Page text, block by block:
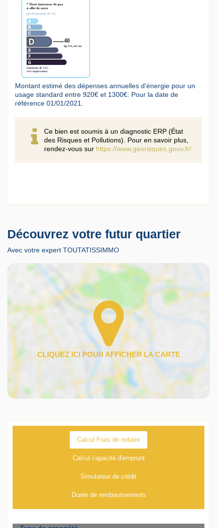
Montant estimé des dépenses annuelles d'énergie pour un
usage standard entre 920€ et 1300€. Pour la date de
référence 01/01/2021.
Ce bien est soumis à un diagnostic ERP (État
des Risques et Pollutions). Pour en savoir plus,
rendez-vous sur https://www.georisques.gouv.fr/
Découvrez votre futur quartier
Avec votre expert TOUTATISSIMMO
Calcul Frais de notaire
Calcul capacité d'emprunt
Simulateur de crédit
Durée de remboursements